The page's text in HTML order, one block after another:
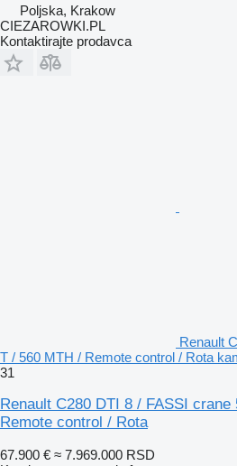
Poljska, Krakow
CIEZAROWKI.PL
Kontaktirajte prodavca
Renault
T / 560 MTH / Remote control / Rota
31
Renault C280 DTI 8 / FASSI
Remote control / Rota
67.900 € ≈ 7.969.000 RSD